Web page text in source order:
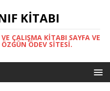
KITABI
ÇALIŞMA KITABI SAYFA VE
ÖDEV SITESI.